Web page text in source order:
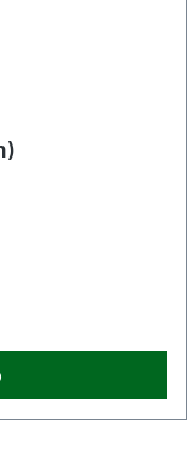
5 Sternen